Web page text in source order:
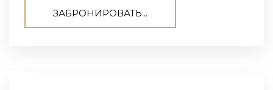
ЗАБРОНИРОВАТЬ...